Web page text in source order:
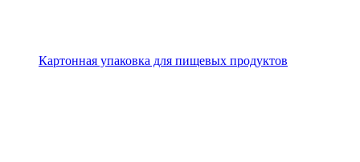
Картонная упаковка для пищевых продуктов